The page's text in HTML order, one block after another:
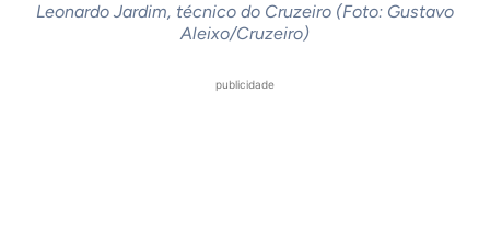
Leonardo Jardim, técnico do Cruzeiro (Foto: Gustavo
Aleixo/Cruzeiro)
publicidade